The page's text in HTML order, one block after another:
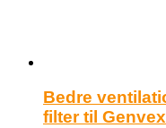
Bedre
filter til Genvex